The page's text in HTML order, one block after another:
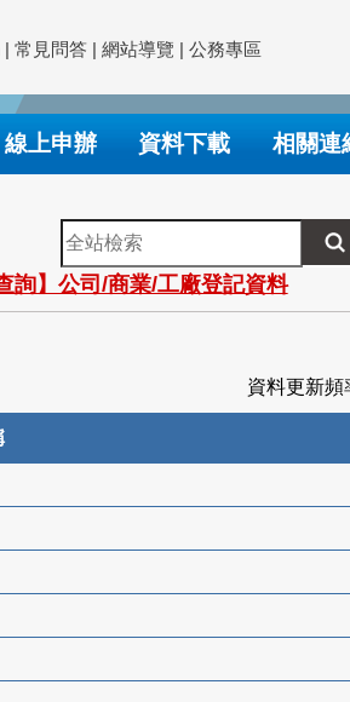
| 常見問答 | 網站導覽 | 公務專區
線上申辦 資料下載 相關連
全
站
檢
索
詢】公司/商業/工廠登記資料
資料更新頻